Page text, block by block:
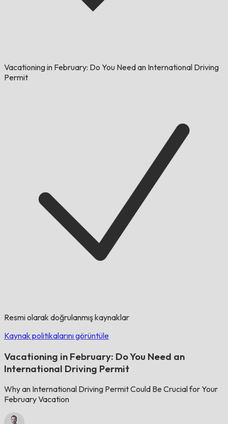
Vacationing in February: Do You Need an International Driving
Permit
Resmi olarak doğrulanmış kaynaklar
Kaynak politikalarını görüntüle
Vacationing in February: Do You Need an
International Driving Permit
Why an International Driving Permit Could Be Crucial for Your
February Vacation